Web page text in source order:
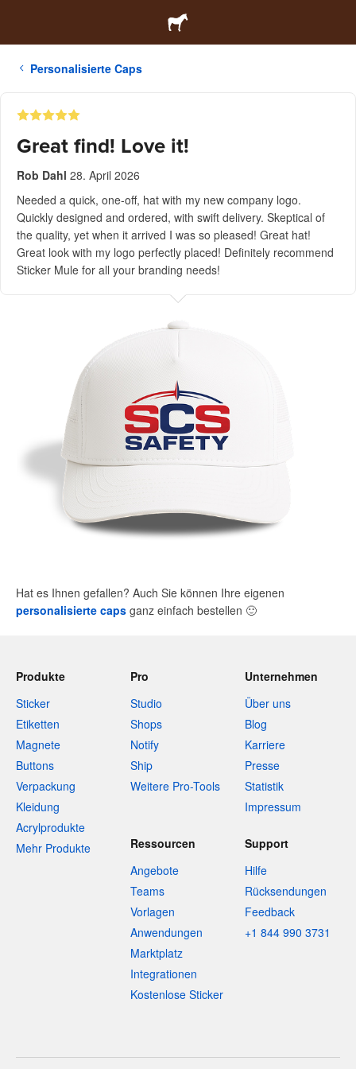
Personalisierte Caps
Great find! Love it!
Rob Dahl 28. April 2026
Needed a quick, one-off, hat with my new company logo.
Quickly designed and ordered, with swift delivery. Skeptical of
the quality, yet when it arrived I was so pleased! Great hat!
Great look with my logo perfectly placed! Definitely recommend
Sticker Mule for all your branding needs!
Hat es Ihnen gefallen? Auch Sie können Ihre eigenen
personalisierte caps ganz einfach bestellen 🙂
Produkte
Sticker
Etiketten
Magnete
Buttons
Verpackung
Kleidung
Acrylprodukte
Mehr Produkte
Pro
Studio
Shops
Notify
Ship
Weitere Pro-Tools
Unternehmen
Über uns
Blog
Karriere
Presse
Statistik
Impressum
Ressourcen
Angebote
Teams
Vorlagen
Anwendungen
Marktplatz
Integrationen
Kostenlose Sticker
Support
Hilfe
Rücksendungen
Feedback
+1 844 990 3731